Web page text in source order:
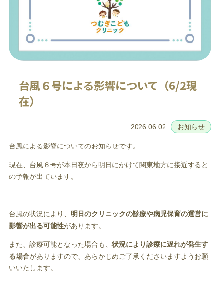
台風６号による影響について（6/2現
在）
2026.06.02 お知らせ
台風による影響についてのお知らせです。
現在、台風６号が本日夜から明日にかけて関東地方に接近すると
の予報が出ています。
台風の状況により、 明日のクリニックの診療や病児保育の運営に
影響が出る可能性があります。
また、診療可能となった場合も、状況により診療に遅れが発生す
る場合がありますので、あらかじめご了承くださいますようお願
いいたします。